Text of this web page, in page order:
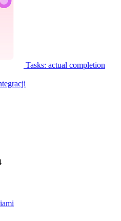
Tasks: actual completion